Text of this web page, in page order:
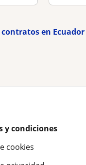
en Ecuador
y condiciones
cookies